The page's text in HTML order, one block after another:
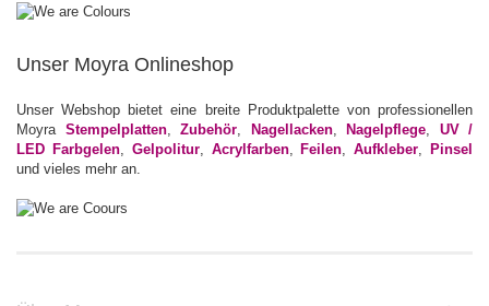
Unser Moyra Onlineshop
Unser Webshop bietet eine breite Produktpalette von professionellen
Moyra Stempelplatten, Zubehör Nagellacken, Nagelpflege
UV /
LED Farbgelen, Gelpolitur, Acrylfarben,Feilen ,Aufkleber ,Pinsel
und vieles mehr an.